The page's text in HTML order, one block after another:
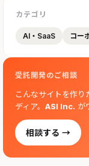
カテゴリ
AI・SaaS コー
受託開発のご相談
こんなサイトを作り
ディア。ASI Inc. が
相談する →